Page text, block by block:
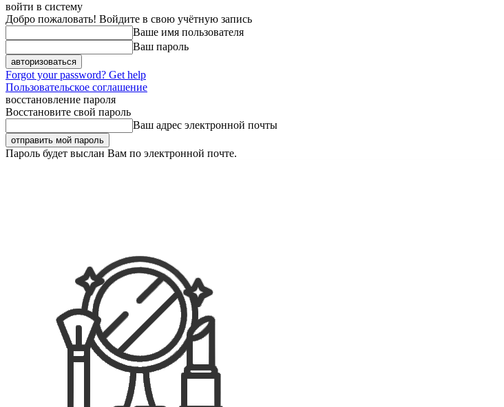
войти в систему
Добро пожаловать! Войдите в свою учётную запись
Ваше имя пользователя
Ваш пароль
Forgot your password? Get help
Пользовательское соглашение
восстановление пароля
Восстановите свой пароль
Ваш адрес электронной почты
Пароль будет выслан Вам по электронной почте.